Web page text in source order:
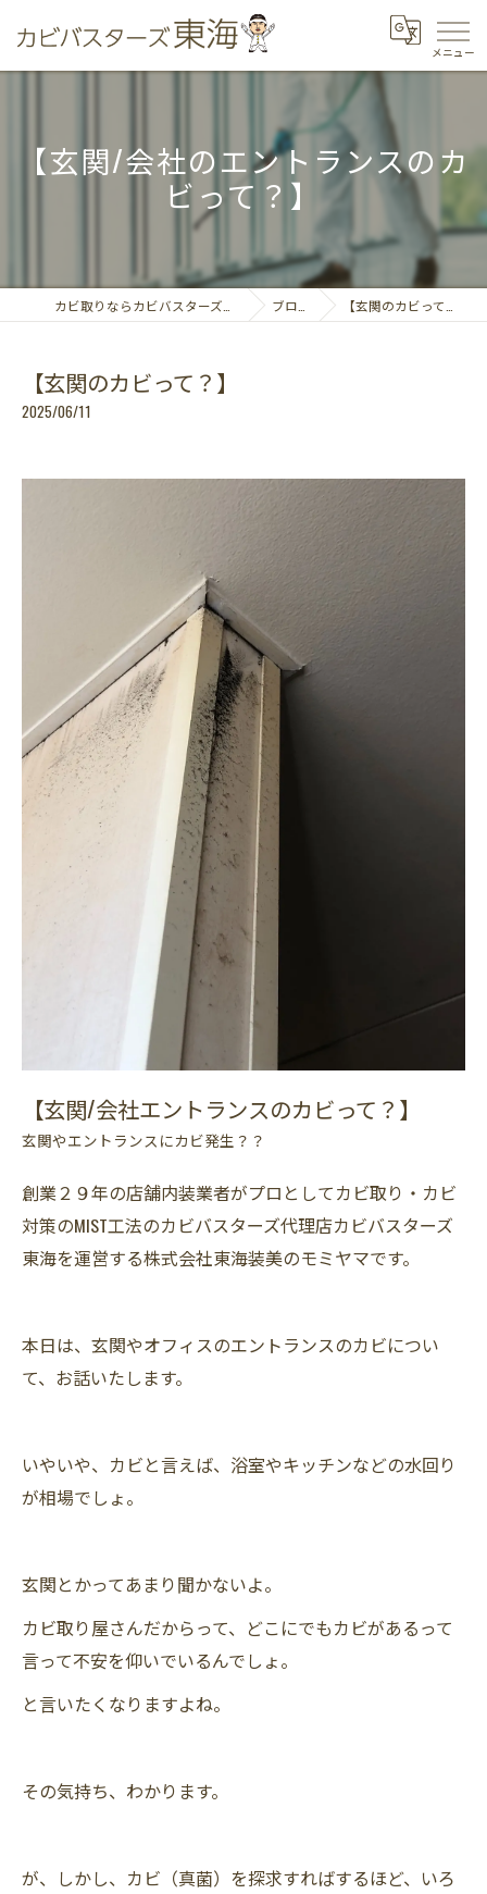
【玄関/会社のエントランスのカ
ビって？】
ブログ 【玄関のカビって？】
【玄関のカビって？】
2025/06/11
【玄関/会社エントランスのカビって？】
玄関やエントランスにカビ発生？？
創業２９年の店舗内装業者がプロとしてカビ取り・カビ
対策のMIST工法のカビバスターズ代理店カビバスターズ
東海を運営する株式会社東海装美のモミヤマです。
本日は、玄関やオフィスのエントランスのカビについ
て、お話いたします。
いやいや、カビと言えば、浴室やキッチンなどの水回り
が相場でしょ。
玄関とかってあまり聞かないよ。
カビ取り屋さんだからって、どこにでもカビがあるって
言って不安を仰いでいるんでしょ。
と言いたくなりますよね。
その気持ち、わかります。
が、しかし、カビ（真菌）を探求すればするほど、いろ